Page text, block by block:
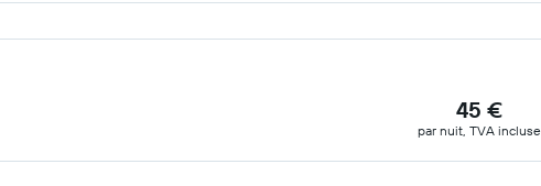
45 €
par nuit, TVA incluse